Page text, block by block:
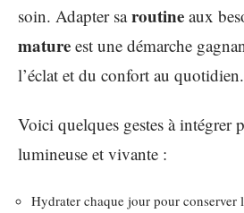
soin. Adapter saroutine aux
mature est une démarche
l’éclat et du confort au quotidien.
Voici quelques gestes à intégrer
lumineuse et vivante :
Hydrater chaque jour pour conserver